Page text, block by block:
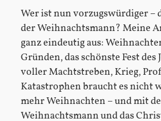
Wer ist nun vorzugswürdiger –
der Weihnachtsmann? Meine
ganz eindeutig aus:
Gründen, das schönste Fest
voller Machtstreben, Krieg,
Katastrophen braucht es nicht
mehr Weihnachten – und mit
Weihnachtsmann und das